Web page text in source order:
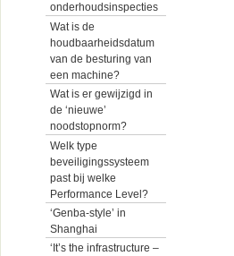
onderhoudsinspecties
Wat is de
houdbaarheidsdatum
van de besturing van
een machine?
Wat is er gewijzigd in
de ‘nieuwe’
noodstopnorm?
Welk type
beveiligingssysteem
past bij welke
Performance Level?
‘Genba-style’ in
Shanghai
‘It’s the infrastructure –